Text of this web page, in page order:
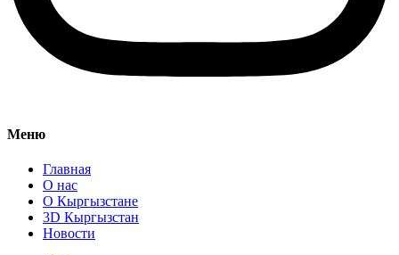
Меню
Главная
О нас
О Кыргызстане
3D Кыргызстан
Новости